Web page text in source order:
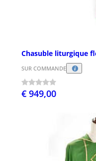
Chasuble liturgique
SUR COMMANDE
€ 949,00